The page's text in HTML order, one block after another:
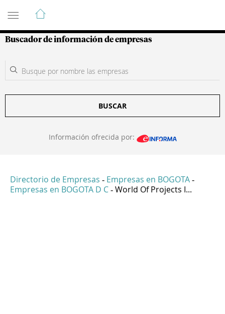
Guía de Empresas Colombianas
Buscador de información de empresas
BUSCAR
Información ofrecida por:
Directorio de Empresas - Empresas en BOGOTA -
Empresas en BOGOTA D C - World Of Projects I...